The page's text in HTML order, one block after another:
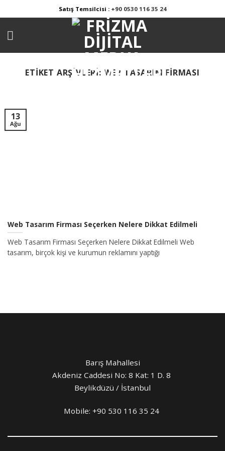
to
content
Satış Temsilcisi : +90 0530 116 35 24
ETIKET ARŞIVLERI: WEB TASARIM FIRMASI
Web Tasarım Firması Seçerken Nelere Dikkat Edilmeli
Web Tasarım Firması Seçerken Nelere Dikkat Edilmeli Web
tasarım, birçok kişi ve kurumun reklamını yaptığı
13
Ağu
Barış Mahallesi
Akdeniz Caddesi No: 8 Kat: 1 D. 8
Beylikdüzü / İstanbul
Mobile: +90 530 116 35 24